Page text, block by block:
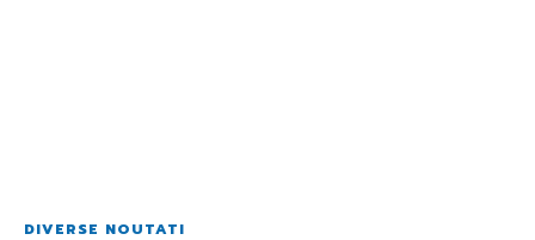
DIVERSE NOUTATI